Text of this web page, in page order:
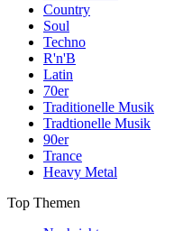
Country
Soul
Techno
R'n'B
Latin
70er
Traditionelle Musik
Tradtionelle Musik
90er
Trance
Heavy Metal
Top Themen